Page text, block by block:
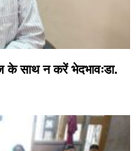
के साथ न करें भेदभावःडा.